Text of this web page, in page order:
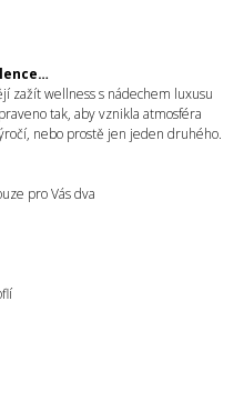
zažít wellness s nádechem luxusu
tak, aby vznikla atmosféra
nebo prostě jen jeden druhého.
pro Vás dva